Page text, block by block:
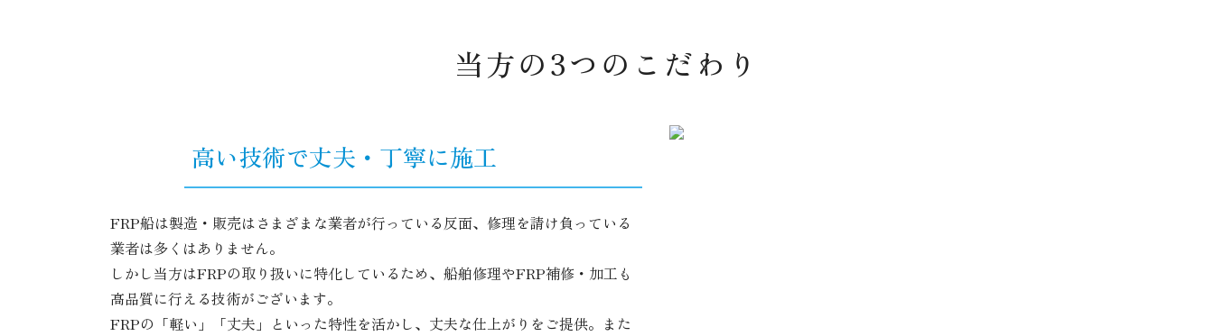
当方の3つのこだわり
高い技術で丈夫・丁寧に施工
FRP船は製造・販売はさまざまな業者が行っている反面、修理を請け負っている
業者は多くはありません。
しかし当方はFRPの取り扱いに特化しているため、船舶修理やFRP補修・加工も
高品質に行える技術がございます。
FRPの「軽い」「丈夫」といった特性を活かし、丈夫な仕上がりをご提供。また